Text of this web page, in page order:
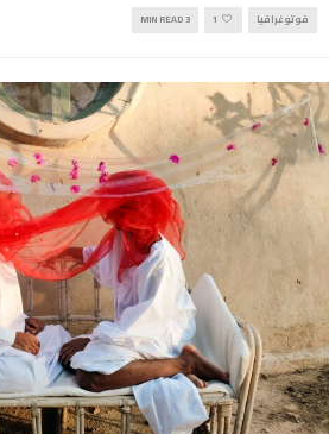
فوتوغرافيا 1
3 MIN READ